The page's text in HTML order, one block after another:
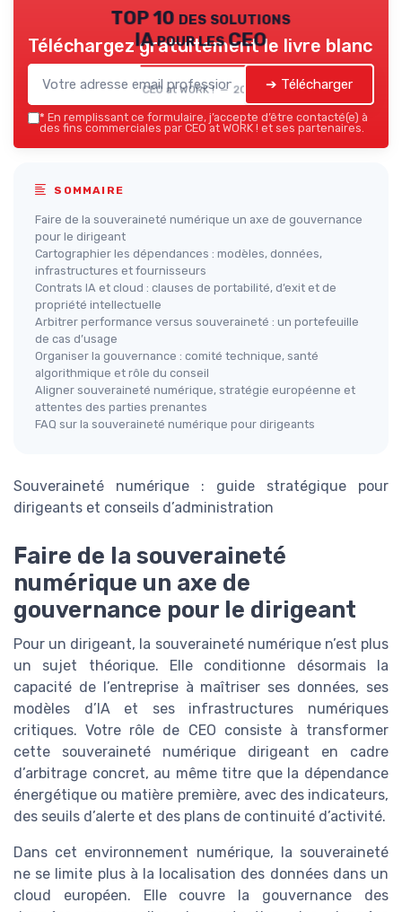
TOP 10 des solutions
IA pour les CEO
CEO at WORK ! — 2026
Téléchargez gratuitement le livre blanc
➔ Télécharger
* En remplissant ce formulaire, j’accepte d’être contacté(e) à
des fins commerciales par CEO at WORK ! et ses partenaires.
SOMMAIRE
Faire de la souveraineté numérique un axe de gouvernance
pour le dirigeant
Cartographier les dépendances : modèles, données,
infrastructures et fournisseurs
Contrats IA et cloud : clauses de portabilité, d’exit et de
propriété intellectuelle
Arbitrer performance versus souveraineté : un portefeuille
de cas d’usage
Organiser la gouvernance : comité technique, santé
algorithmique et rôle du conseil
Aligner souveraineté numérique, stratégie européenne et
attentes des parties prenantes
FAQ sur la souveraineté numérique pour dirigeants
Souveraineté numérique : guide stratégique pour
dirigeants et conseils d’administration
Faire de la souveraineté
numérique un axe de
gouvernance pour le dirigeant
Pour un dirigeant, la souveraineté numérique n’est plus
un sujet théorique. Elle conditionne désormais la
capacité de l’entreprise à maîtriser ses données, ses
modèles d’IA et ses infrastructures numériques
critiques. Votre rôle de CEO consiste à transformer
cette souveraineté numérique dirigeant en cadre
d’arbitrage concret, au même titre que la dépendance
énergétique ou matière première, avec des indicateurs,
des seuils d’alerte et des plans de continuité d’activité.
Dans cet environnement numérique, la souveraineté
ne se limite plus à la localisation des données dans un
cloud européen. Elle couvre la gouvernance des